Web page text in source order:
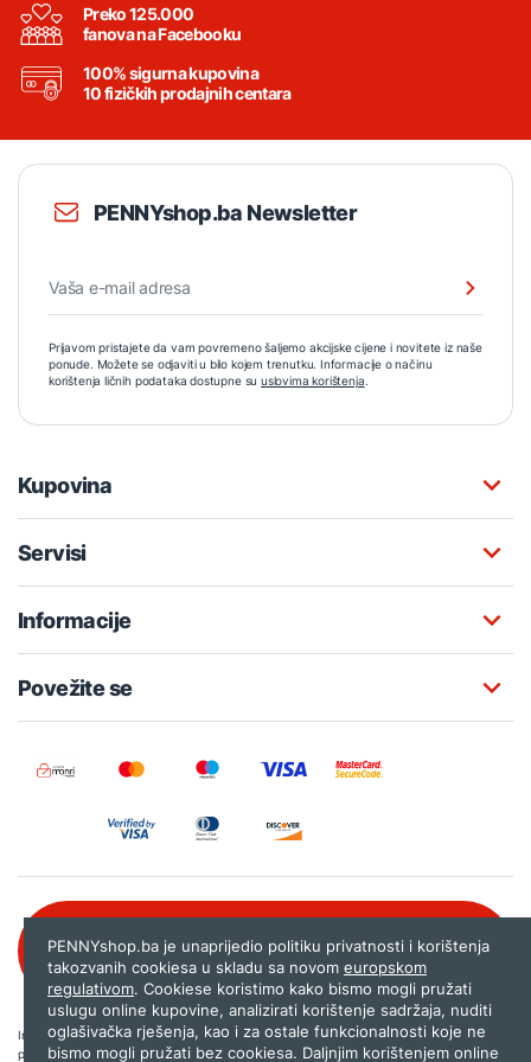
Preko 125.000
fanova na Facebooku
100% sigurna kupovina
10 fizičkih prodajnih centara
PENNYshop.ba Newsletter
Prijavom pristajete da vam povremeno šaljemo akcijske cijene i novitete iz naše
ponude. Možete se odjaviti u bilo kojem trenutku. Informacije o načinu
korištenja ličnih podataka dostupne su uslovima korištenja.
Kupovina
Servisi
Informacije
Povežite se
080 020 261
Internet trgovina PENNYshop.ba nastoji objavljivati samo provjerene i pravilne
podatke. Ako na našoj stranici otkrijete neistinite, odnosno neadekvatne informacije,
PENNYshop.ba je unaprijedio politiku privatnosti i korištenja
takozvanih cookiesa u skladu sa novom europskom
regulativom. Cookiese koristimo kako bismo mogli pružati
uslugu online kupovine, analizirati korištenje sadržaja, nuditi
oglašivačka rješenja, kao i za ostale funkcionalnosti koje ne
bismo mogli pružati bez cookiesa. Daljnjim korištenjem online